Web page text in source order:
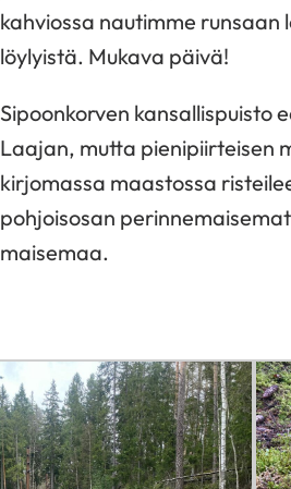
kahviossa nautimme
löylyistä. Mukava päivä!
Sipoonkorven kansallispuisto
Laajan, mutta pienipiirteisen
kirjomassa maastossa
pohjoisosan
maisemaa.